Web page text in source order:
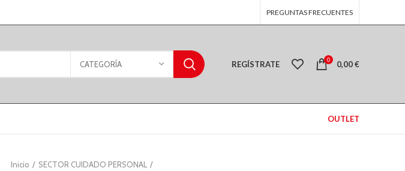
PREGUNTAS FRECUENTES
CATEGORÍA REGÍSTRATE 0 0,00€
OUTLET
Inicio
SECTOR CUIDADO PERSONAL